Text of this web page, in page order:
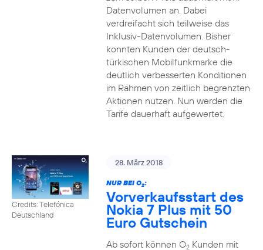
Datenvolumen an. Dabei
verdreifacht sich teilweise das
Inklusiv-Datenvolumen. Bisher
konnten Kunden der deutsch-
türkischen Mobilfunkmarke die
deutlich verbesserten Konditionen
im Rahmen von zeitlich begrenzten
Aktionen nutzen. Nun werden die
Tarife dauerhaft aufgewertet.
Credits: Telefónica
Deutschland
28. März 2018
NUR BEI O2:
Vorverkaufsstart des
Nokia 7 Plus mit 50
Euro Gutschein
Ab sofort können O2Kunden mit